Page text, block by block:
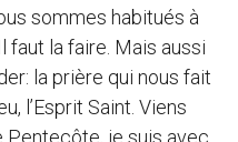
sommes habitués à
faut la faire. Mais aussi
la prière qui nous fait
l’Esprit Saint. Viens
Pentecôte, je suis avec